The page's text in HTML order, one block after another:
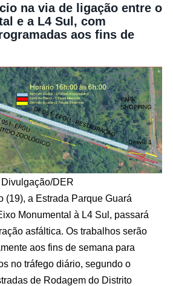
na via de ligação entre o
e a L4 Sul, com
aos fins de
Divulgação/DER
(19), a Estrada Parque Guará
Monumental à L4 Sul, passará
asfáltica. Os trabalhos serão
aos fins de semana para
no tráfego diário, segundo o
de Rodagem do Distrito